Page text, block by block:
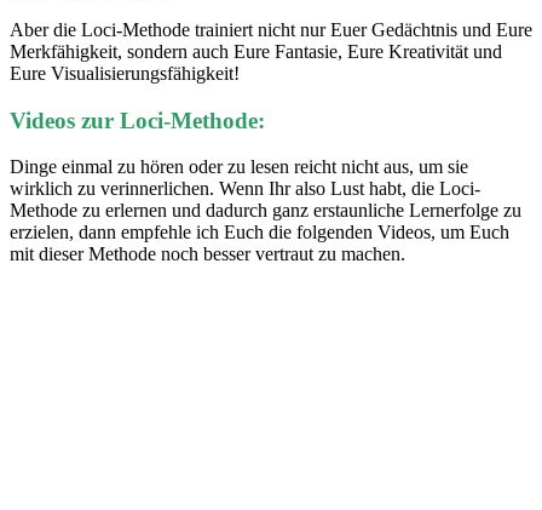
Aber die Loci-Methode trainiert nicht nur Euer Gedächtnis und Eure
Merkfähigkeit, sondern auch Eure Fantasie, Eure Kreativität und
Eure Visualisierungsfähigkeit!
Videos zur Loci-Methode:
Dinge einmal zu hören oder zu lesen reicht nicht aus, um sie
wirklich zu verinnerlichen. Wenn Ihr also Lust habt, die Loci-
Methode zu erlernen und dadurch ganz erstaunliche Lernerfolge zu
erzielen, dann empfehle ich Euch die folgenden Videos, um Euch
mit dieser Methode noch besser vertraut zu machen.